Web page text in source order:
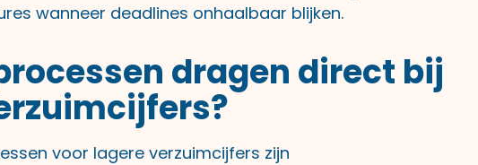
wanneer deadlines onhaalbaar blijken.
dragen direct bij
voor lagere verzuimcijfers zijn